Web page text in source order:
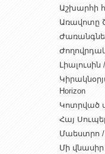
Աշխարհի
Առավոտը
Լիալուսին
Horizon
Կոտրված
Հայ
Մաեստրո /
Մի վնասիր